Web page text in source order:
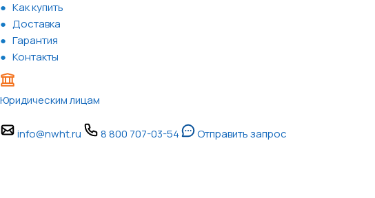
Как купить
Доставка
Гарантия
Контакты
Юридическим лицам
info@nwht.ru 8 800 707-03-54 Отправить запрос